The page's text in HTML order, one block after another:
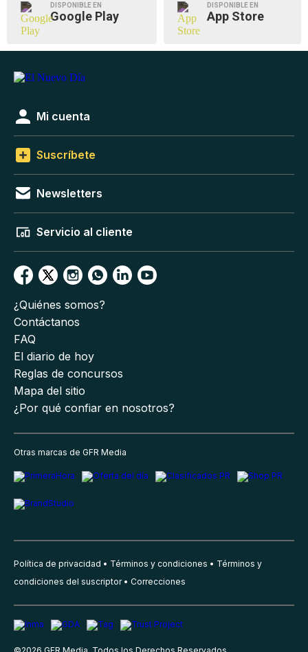
DISPONIBLE EN
Google Play
DISPONIBLE EN
App Store
Mi cuenta
Suscríbete
Newsletters
Servicio al cliente
¿Quiénes somos?
Contáctanos
FAQ
El diario de hoy
Reglas de concursos
Mapa del sitio
¿Por qué confiar en nosotros?
Otras marcas de GFR Media
Política de privacidad Términos y condiciones
Términos y
condiciones del suscriptor
Correcciones